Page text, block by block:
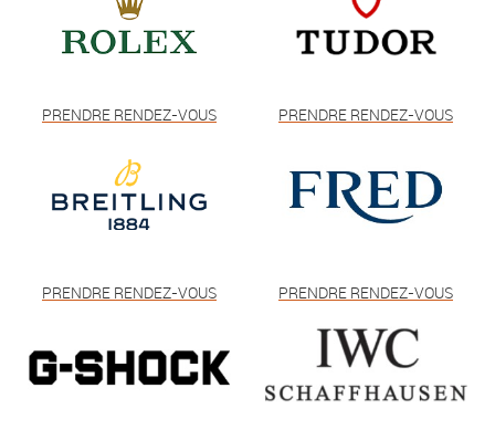
PRENDRE RENDEZ-VOUS PRENDRE RENDEZ-VOUS
PRENDRE RENDEZ-VOUS PRENDRE RENDEZ-VOUS